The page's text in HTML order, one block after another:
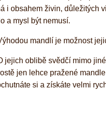
i obsahem živin, důležitých
a mysl být nemusí.
mandlí je možnost
jejich oblibě svědčí mimo
jen lehce pražené
si a získáte velmi